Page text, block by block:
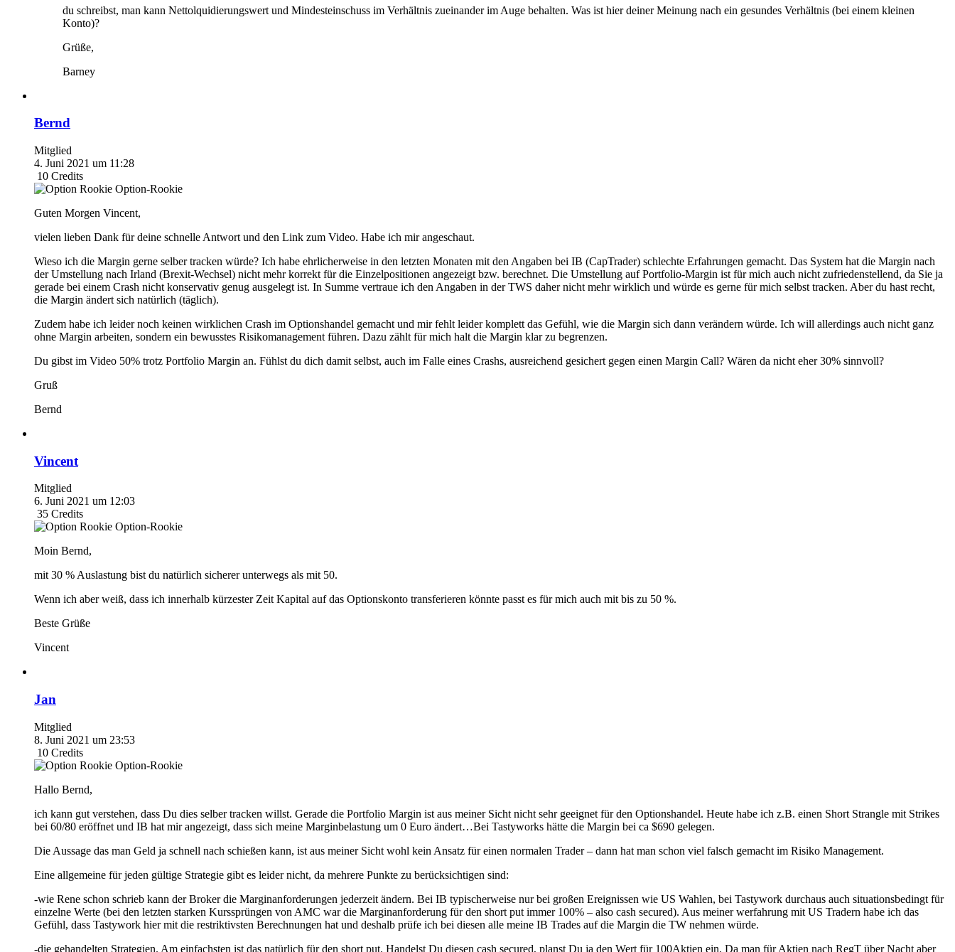
du schreibst, man kann Nettolquidierungswert und Mindesteinschuss im Verhältnis zueinander im Auge behalten. Was ist hier deiner Meinung nach ein gesundes Verhältnis (bei einem kleinen
Konto)?
Grüße,
Barney
Bernd
Mitglied
4. Juni 2021 um 11:28
10 Credits
Option-Rookie
Guten Morgen Vincent,
vielen lieben Dank für deine schnelle Antwort und den Link zum Video. Habe ich mir angeschaut.
Wieso ich die Margin gerne selber tracken würde? Ich habe ehrlicherweise in den letzten Monaten mit den Angaben bei IB (CapTrader) schlechte Erfahrungen gemacht. Das System hat die Margin nach
der Umstellung nach Irland (Brexit-Wechsel) nicht mehr korrekt für die Einzelpositionen angezeigt bzw. berechnet. Die Umstellung auf Portfolio-Margin ist für mich auch nicht zufriedenstellend, da Sie ja
gerade bei einem Crash nicht konservativ genug ausgelegt ist. In Summe vertraue ich den Angaben in der TWS daher nicht mehr wirklich und würde es gerne für mich selbst tracken. Aber du hast recht,
die Margin ändert sich natürlich (täglich).
Zudem habe ich leider noch keinen wirklichen Crash im Optionshandel gemacht und mir fehlt leider komplett das Gefühl, wie die Margin sich dann verändern würde. Ich will allerdings auch nicht ganz
ohne Margin arbeiten, sondern ein bewusstes Risikomanagement führen. Dazu zählt für mich halt die Margin klar zu begrenzen.
Du gibst im Video 50% trotz Portfolio Margin an. Fühlst du dich damit selbst, auch im Falle eines Crashs, ausreichend gesichert gegen einen Margin Call? Wären da nicht eher 30% sinnvoll?
Gruß
Bernd
Vincent
Mitglied
6. Juni 2021 um 12:03
35 Credits
Option-Rookie
Moin Bernd,
mit 30 % Auslastung bist du natürlich sicherer unterwegs als mit 50.
Wenn ich aber weiß, dass ich innerhalb kürzester Zeit Kapital auf das Optionskonto transferieren könnte passt es für mich auch mit bis zu 50 %.
Beste Grüße
Vincent
Jan
Mitglied
8. Juni 2021 um 23:53
10 Credits
Option-Rookie
Hallo Bernd,
ich kann gut verstehen, dass Du dies selber tracken willst. Gerade die Portfolio Margin ist aus meiner Sicht nicht sehr geeignet für den Optionshandel. Heute habe ich z.B. einen Short Strangle mit Strikes
bei 60/80 eröffnet und IB hat mir angezeigt, dass sich meine Marginbelastung um 0 Euro ändert…Bei Tastyworks hätte die Margin bei ca $690 gelegen.
Die Aussage das man Geld ja schnell nach schießen kann, ist aus meiner Sicht wohl kein Ansatz für einen normalen Trader – dann hat man schon viel falsch gemacht im Risiko Management.
Eine allgemeine für jeden gültige Strategie gibt es leider nicht, da mehrere Punkte zu berücksichtigen sind:
-wie Rene schon schrieb kann der Broker die Marginanforderungen jederzeit ändern. Bei IB typischerweise nur bei großen Ereignissen wie US Wahlen, bei Tastywork durchaus auch situationsbedingt für
einzelne Werte (bei den letzten starken Kurssprüngen von AMC war die Marginanforderung für den short put immer 100% – also cash secured). Aus meiner werfahrung mit US Tradern habe ich das
Gefühl, dass Tastywork hier mit die restriktivsten Berechnungen hat und deshalb prüfe ich bei diesen alle meine IB Trades auf die Margin die TW nehmen würde.
-die gehandelten Strategien. Am einfachsten ist das natürlich für den short put. Handelst Du diesen cash secured, planst Du ja den Wert für 100Aktien ein. Da man für Aktien nach RegT über Nacht aber